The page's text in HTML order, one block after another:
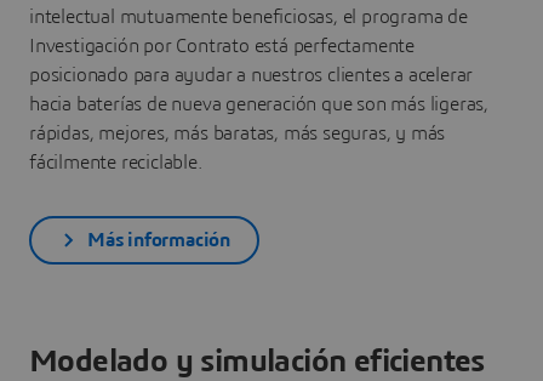
intelectual mutuamente beneficiosas, el programa de
Investigación por Contrato está perfectamente
posicionado para ayudar a nuestros clientes a acelerar
hacia baterías de nueva generación que son más ligeras,
rápidas, mejores, más baratas, más seguras, y más
fácilmente reciclable.
Más información
Modelado y simulación eficientes